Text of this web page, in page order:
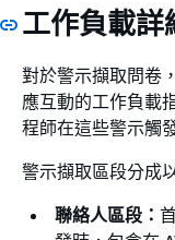
工作負載詳
對於警示擷取問卷
應互動的工作負載
程師在這些警示觸
警示擷取區段分成
聯絡人區段：